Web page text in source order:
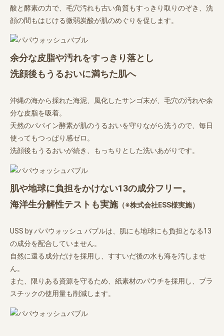
酸と酵素の力で、毛穴汚れも古い角質もすっきり取りのぞき、洗
顔の間もはじける微弱炭酸が肌のめぐりを促します。
余分な皮脂や汚れをすっきり落とし
洗顔後もうるおいに満ちた肌へ
沖縄の海から採れた海泥、風化したサンゴ末が、毛穴の汚れや余
分な皮脂を吸着。
天然のパパイン酵素が肌のうるおいを守りながら洗うので、毎日
使ってもつっぱり感ゼロ。
洗顔後もうるおいが続き、もっちりとした洗いあがりです。
肌や地球に負担をかけない13の成分フリー。
海洋生分解性テストも実施（※株式会社ESS様実施）
USS by パパウォッシュ バブルは、肌にも地球にも負担となる13
の成分を配合していません。
自然に還る成分だけを採用し、すすいだ後の水も海を汚しませ
ん。
また、限りある資源を守るため、紙素材のパウチを採用し、プラ
スチックの使用量も削減します。